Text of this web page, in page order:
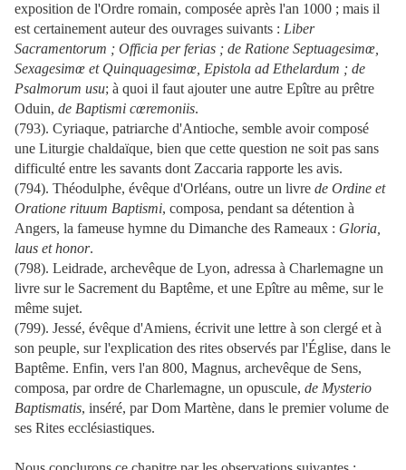
exposition de l'Ordre romain, composée après l'an 1000 ; mais il
est certainement auteur des ouvrages suivants : Liber
Sacramentorum ; Officia per ferias ; de Ratione Septuagesimœ,
Sexagesimœ et Quinquagesimœ, Epistola ad Ethelardum ; de
Psalmorum usu; à quoi il faut ajouter une autre Epître au prêtre
Oduin, de Baptismi cœremoniis.
(793). Cyriaque, patriarche d'Antioche, semble avoir composé
une Liturgie chaldaïque, bien que cette question ne soit pas sans
difficulté entre les savants dont Zaccaria rapporte les avis.
(794). Théodulphe, évêque d'Orléans, outre un livre de Ordine et
Oratione rituum Baptismi, composa, pendant sa détention à
Angers, la fameuse hymne du Dimanche des Rameaux : Gloria,
laus et honor.
(798). Leidrade, archevêque de Lyon, adressa à Charlemagne un
livre sur le Sacrement du Baptême, et une Epître au même, sur le
même sujet.
(799). Jessé, évêque d'Amiens, écrivit une lettre à son clergé et à
son peuple, sur l'explication des rites observés par l'Église, dans le
Baptême. Enfin, vers l'an 800, Magnus, archevêque de Sens,
composa, par ordre de Charlemagne, un opuscule, de Mysterio
Baptismatis, inséré, par Dom Martène, dans le premier volume de
ses Rites ecclésiastiques.